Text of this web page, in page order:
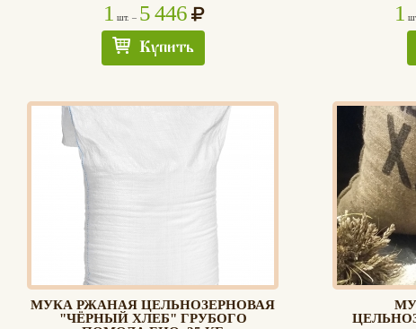
1 шт. – 5 446
Купить
1
МУКА РЖАНАЯ ЦЕЛЬНОЗЕРНОВАЯ
"ЧЁРНЫЙ ХЛЕБ" ГРУБОГО